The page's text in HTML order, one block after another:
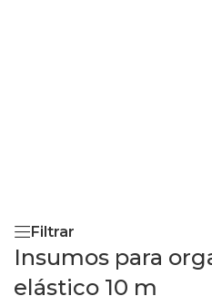
Filtrar
Insumos para
elástico 10 m